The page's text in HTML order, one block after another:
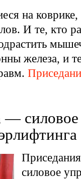
на
И те, кто
железа, и
— силовое
силовое